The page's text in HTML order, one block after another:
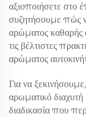
αξιοποιήσετε στο
συζητήσουμε πώς
αρώματος καθαρής
τις βέλτιστες
αρώματος
Για να
αρωματικό
διαδικασία που